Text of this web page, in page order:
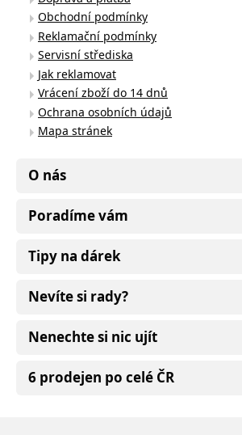
Obchodní podmínky
Reklamační podmínky
Servisní střediska
Jak reklamovat
Vrácení zboží do 14 dnů
Ochrana osobních údajů
Mapa stránek
O nás
Poradíme vám
Tipy na dárek
Nevíte si rady?
Nenechte si nic ujít
6 prodejen po celé ČR